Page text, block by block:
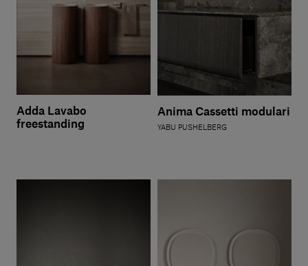
Adda Lavabo
freestanding
Anima Cassetti modulari
YABU PUSHELBERG